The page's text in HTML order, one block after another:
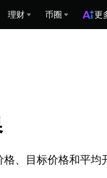
理财 币圈 更
、目标价格和平均